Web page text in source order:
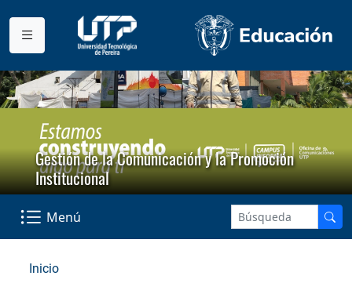
Gestión de la Comunicación y la Promoción
Institucional
Menú
Inicio